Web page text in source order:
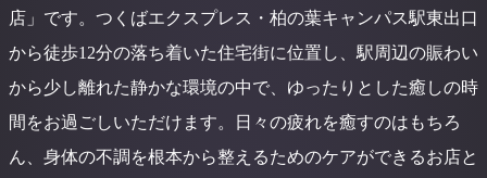
店」です。つくばエクスプレス・柏の葉キャンパス駅東出口
から徒歩12分の落ち着いた住宅街に位置し、駅周辺の賑わい
から少し離れた静かな環境の中で、ゆったりとした癒しの時
間をお過ごしいただけます。日々の疲れを癒すのはもちろ
ん、身体の不調を根本から整えるためのケアができるお店と